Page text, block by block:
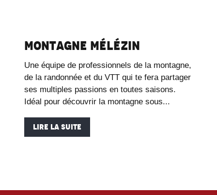
Montagne Mélézin
Une équipe de professionnels de la montagne,
de la randonnée et du VTT qui te fera partager
ses multiples passions en toutes saisons.
Idéal pour découvrir la montagne sous...
LIRE LA SUITE